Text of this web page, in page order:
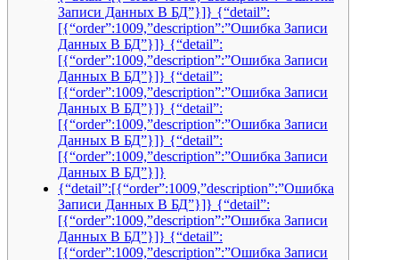
Записи Данных В БД”}]} {“detail”:
[{“order”:1009,”description”:”Ошибка Записи
Данных В БД”}]} {“detail”:
[{“order”:1009,”description”:”Ошибка Записи
Данных В БД”}]} {“detail”:
[{“order”:1009,”description”:”Ошибка Записи
Данных В БД”}]} {“detail”:
[{“order”:1009,”description”:”Ошибка Записи
Данных В БД”}]} {“detail”:
[{“order”:1009,”description”:”Ошибка Записи
Данных В БД”}]}
{“detail”:[{“order”:1009,”description”:”Ошибка
Записи Данных В БД”}]} {“detail”:
[{“order”:1009,”description”:”Ошибка Записи
Данных В БД”}]} {“detail”:
[{“order”:1009,”description”:”Ошибка Записи